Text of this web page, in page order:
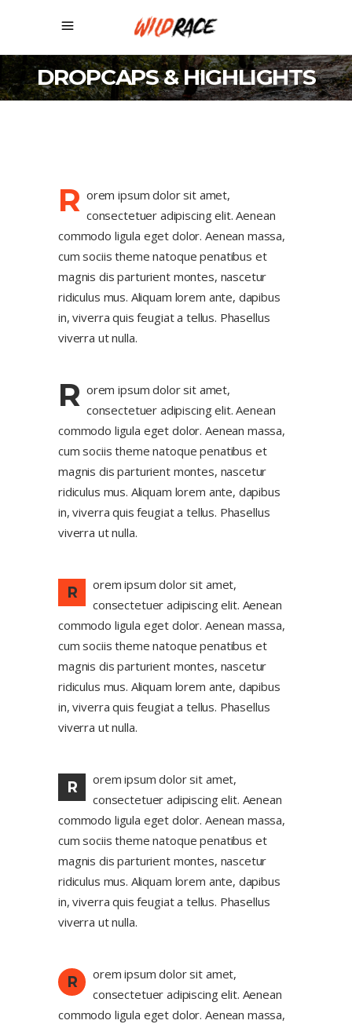
DROPCAPS & HIGHLIGHTS
R orem ipsum dolor sit amet,
consectetuer adipiscing elit. Aenean
commodo ligula eget dolor. Aenean massa,
cum sociis theme natoque penatibus et
magnis dis parturient montes, nascetur
ridiculus mus. Aliquam lorem ante, dapibus
in, viverra quis feugiat a tellus. Phasellus
viverra ut nulla.
R orem ipsum dolor sit amet,
consectetuer adipiscing elit. Aenean
commodo ligula eget dolor. Aenean massa,
cum sociis theme natoque penatibus et
magnis dis parturient montes, nascetur
ridiculus mus. Aliquam lorem ante, dapibus
in, viverra quis feugiat a tellus. Phasellus
viverra ut nulla.
R
orem ipsum dolor sit amet,
consectetuer adipiscing elit. Aenean
commodo ligula eget dolor. Aenean massa,
cum sociis theme natoque penatibus et
magnis dis parturient montes, nascetur
ridiculus mus. Aliquam lorem ante, dapibus
in, viverra quis feugiat a tellus. Phasellus
viverra ut nulla.
R
orem ipsum dolor sit amet,
consectetuer adipiscing elit. Aenean
commodo ligula eget dolor. Aenean massa,
cum sociis theme natoque penatibus et
magnis dis parturient montes, nascetur
ridiculus mus. Aliquam lorem ante, dapibus
in, viverra quis feugiat a tellus. Phasellus
viverra ut nulla.
R
orem ipsum dolor sit amet,
consectetuer adipiscing elit. Aenean
commodo ligula eget dolor. Aenean massa,